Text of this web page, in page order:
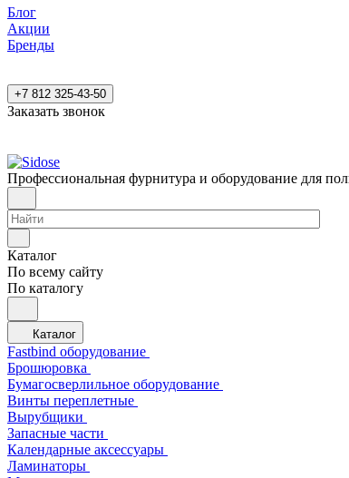
Блог
Акции
Бренды
+7 812 325-43-50
Заказать звонок
Профессиональная фурнитура и оборудование для
Каталог
По всему сайту
По каталогу
Каталог
Fastbind оборудование
Брошюровка
Бумагосверлильное оборудование
Винты переплетные
Вырубщики
Запасные части
Календарные аксессуары
Ламинаторы